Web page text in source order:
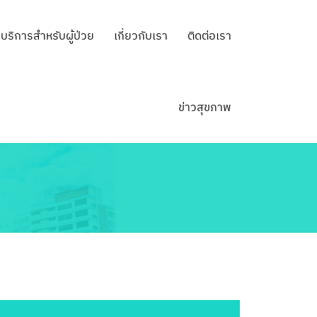
บริการสำหรับผู้ป่วย เกี่ยวกับเรา ติดต่อเรา
ข่าวสุขภาพ